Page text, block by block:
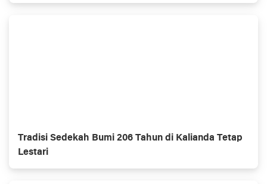
Tradisi Sedekah Bumi 206 Tahun di Kalianda Tetap
Lestari